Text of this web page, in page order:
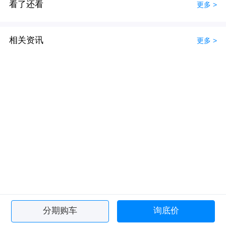
看了还看 更多 >
相关资讯 更多 >
分期购车 询底价